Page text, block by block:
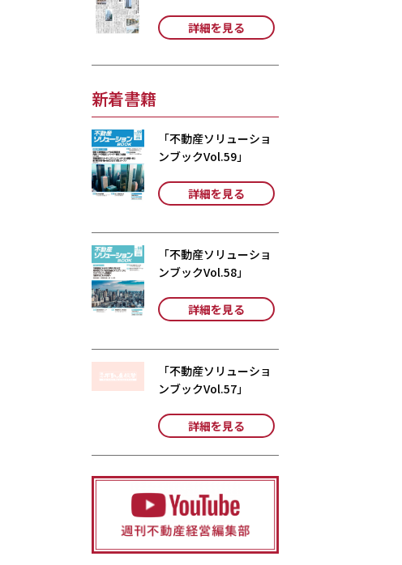
詳細を見る
新着書籍
「不動産ソリューショ
ンブックVol.59」
詳細を見る
「不動産ソリューショ
ンブックVol.58」
詳細を見る
「不動産ソリューショ
ンブックVol.57」
詳細を見る